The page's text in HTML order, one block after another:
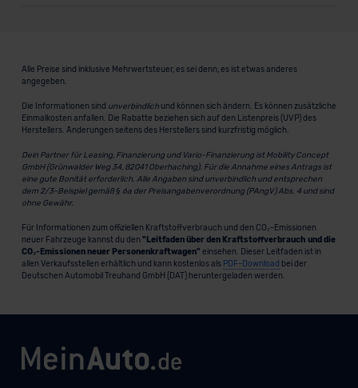
Alle Preise sind inklusive Mehrwertsteuer, es sei denn, es ist etwas anderes
angegeben.
Die Informationen sind unverbindlichund können sich ändern. Es können zusätzliche
Einmalkosten anfallen. Die Rabatte beziehen sich auf den Listenpreis (UVP) des
Herstellers. Änderungen seitens des Herstellers sind kurzfristig möglich.
Dein Partner für Leasing, Finanzierung und Vario-Finanzierung ist Mobility Concept
GmbH (Grünwalder Weg 34, 82041 Oberhaching). Für die Annahme eines Antrags ist
eine gute Bonität erforderlich. Alle Angaben sind unverbindlich und entsprechen
dem 2/3-Beispiel gemäß § 6a der Preisangabenverordnung (PAngV) Abs. 4 und sind
ohne Gewähr.
Für Informationen zum offiziellen Kraftstoffverbrauch und den CO₂-Emissionen
neuer Fahrzeuge kannst du den "Leitfaden über den Kraftstoffverbrauch und die
CO₂-Emissionen neuer Personenkraftwagen" einsehen. Dieser Leitfaden ist in
allen Verkaufsstellen erhältlich und kann kostenlos als PDF-Download bei der
Deutschen Automobil Treuhand GmbH (DAT) heruntergeladen werden.